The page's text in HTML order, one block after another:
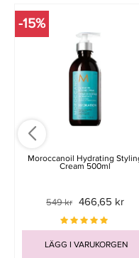
-15%
Moroccanoil Hydrating
Cream 500ml
549 kr 466,65 kr
LÄGG I VARUKORGEN